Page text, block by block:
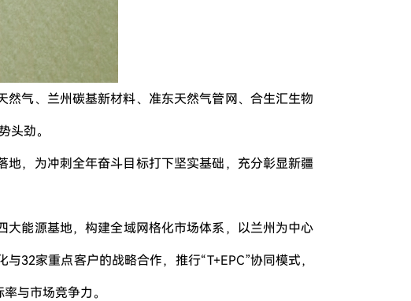
气、兰州碳基新材料、准东天然气管网、合生汇生物
头劲。
，为冲刺全年奋斗目标打下坚实基础，充分彰显新疆
能源基地，构建全域网格化市场体系，以兰州为中心
32家重点客户的战略合作，推行“T+EPC”协同模式，
与市场竞争力。